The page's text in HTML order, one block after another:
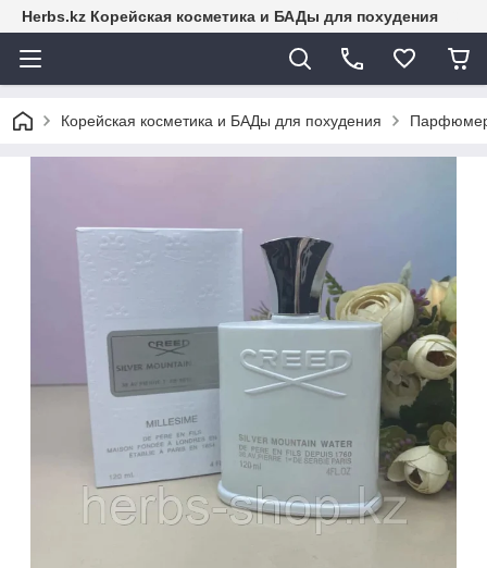
Herbs.kz Корейская косметика и БАДы для похудения
Корейская косметика и БАДы для похудения